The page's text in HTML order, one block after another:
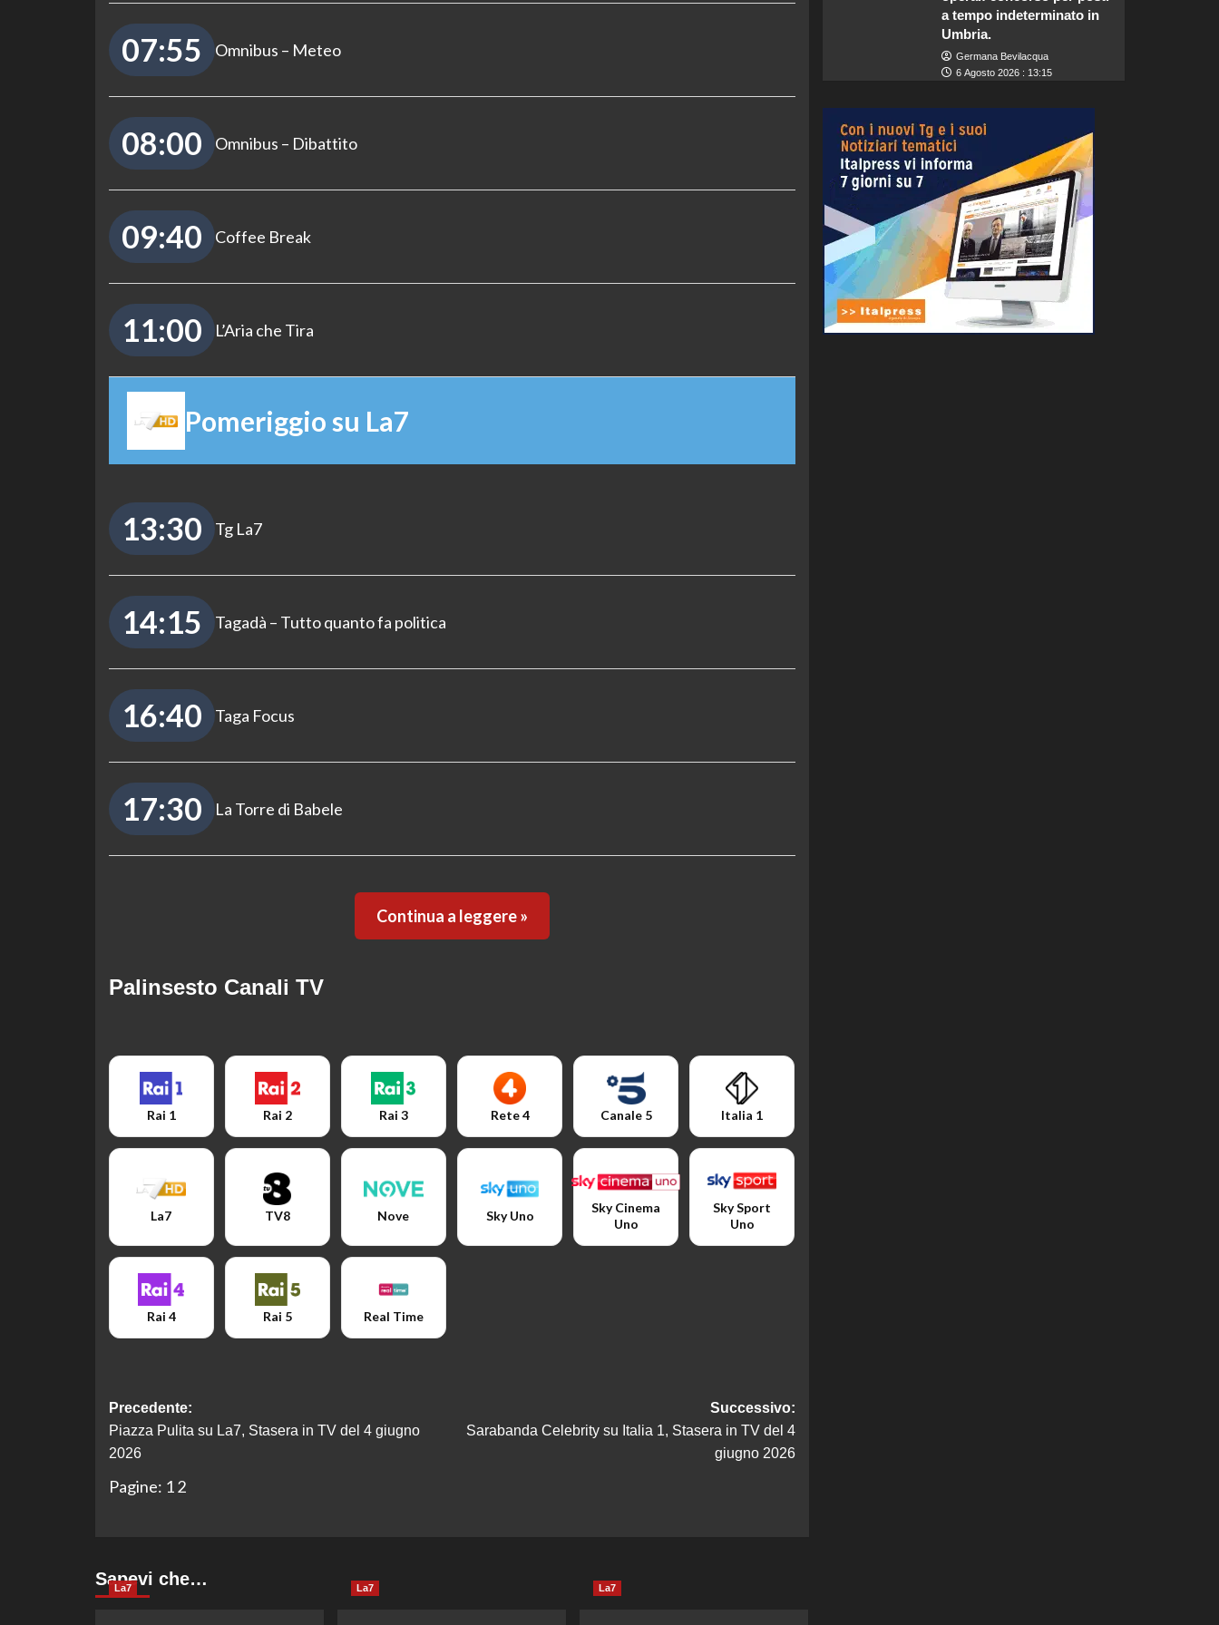
07:55 Omnibus – Meteo
08:00 Omnibus – Dibattito
09:40 Coffee Break
11:00 L’Aria che Tira
Pomeriggio su La7
13:30 Tg La7
14:15 Tagadà – Tutto quanto fa politica
16:40 Taga Focus
17:30 La Torre di Babele
Continua a leggere »
Palinsesto Canali TV
Rai 1 Rai 2 Rai 3 Rete 4 Canale 5 Italia 1
La7 TV8 Nove Sky Uno
Sky Cinema
Uno
Sky Sport
Uno
Rai 4 Rai 5 Real Time
Navigazione
articolo
Precedente:
Piazza Pulita su La7, Stasera in TV del 4 giugno
2026
Successivo:
Sarabanda Celebrity su Italia 1, Stasera in TV del 4
giugno 2026
Pagine: 1 2
Sapevi che…
La7 La7 La7
a tempo indeterminato in
Umbria.
Germana Bevilacqua
6 Agosto 2026 : 13:15